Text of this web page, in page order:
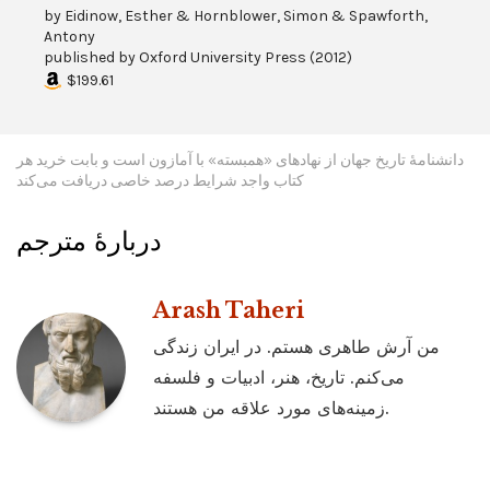
by Eidinow, Esther & Hornblower, Simon & Spawforth,
Antony
published byOxford University Press (2012)
$199.61
دانشنامۀ تاریخ جهان از نهادهای «همبسته» با آمازون است و بابت خرید هر
کتاب واجد شرایط درصد خاصی دریافت می‌کند
دربارۀ مترجم
Arash Taheri
من آرش طاهری هستم. در ایران زندگی
می‌کنم. تاریخ، هنر، ادبیات و فلسفه
زمینه‌های مورد علاقه من هستند.